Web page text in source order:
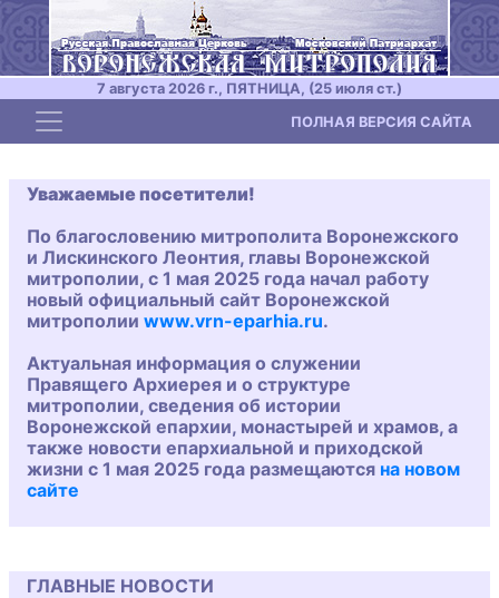
7 августа 2026 г., ПЯТНИЦА, (25 июля ст.)
Toggle navigation ПОЛНАЯ ВЕРСИЯ САЙТА
Уважаемые посетители!
По благословению митрополита Воронежского
и Лискинского Леонтия, главы Воронежской
митрополии, с 1 мая 2025 года начал работу
новый официальный сайт Воронежской
митрополии www.vrn-eparhia.ru.
Актуальная информация о служении
Правящего Архиерея и о структуре
митрополии, сведения об истории
Воронежской епархии, монастырей и храмов, а
также новости епархиальной и приходской
жизни с 1 мая 2025 года размещаются на новом
сайте
ГЛАВНЫЕ НОВОСТИ